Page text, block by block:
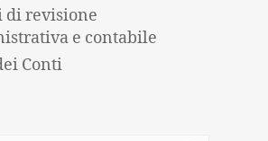
di revisione
e contabile
Conti